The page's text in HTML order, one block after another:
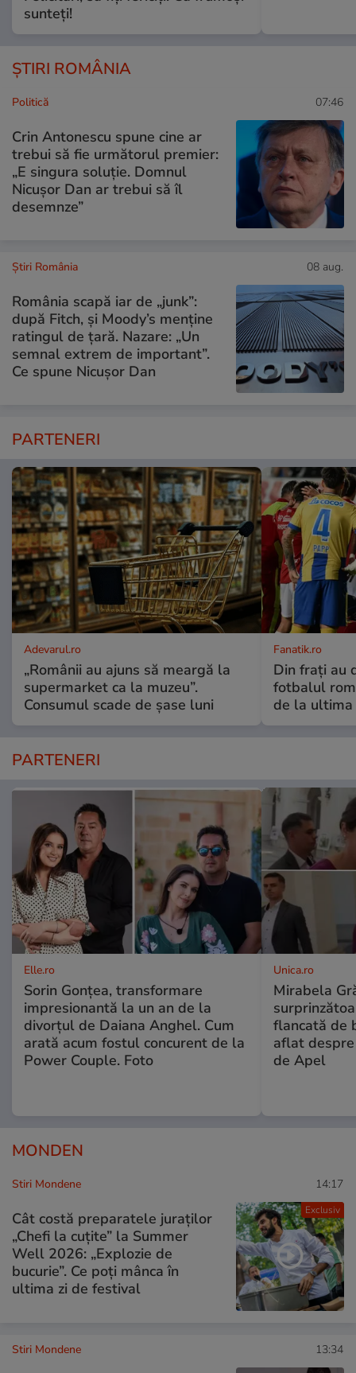
sunteți!
ȘTIRI ROMÂNIA
Politică 07:46
Crin Antonescu spune cine ar
trebui să fie următorul premier:
„E singura soluție. Domnul
Nicușor Dan ar trebui să îl
desemnze”
Știri România 08 aug.
România scapă iar de „junk”:
după Fitch, și Moody’s menține
ratingul de țară. Nazare: „Un
semnal extrem de important”.
Ce spune Nicușor Dan
PARTENERI
Adevarul.ro
„Românii au ajuns să meargă la
supermarket ca la muzeu”.
Consumul scade de șase luni
Fanatik.ro
Din frați au
fotbalul
de la ultima
PARTENERI
Elle.ro
Sorin Gonțea, transformare
impresionantă la un an de la
divorțul de Daiana Anghel. Cum
arată acum fostul concurent de la
Power Couple. Foto
Unica.ro
Mirabela
flancată de
aflat
de Apel
MONDEN
Exclusiv
Stiri Mondene 14:17
Cât costă preparatele juraților
„Chefi la cuțite” la Summer
Well 2026: „Explozie de
bucurie”. Ce poți mânca în
ultima zi de festival
Stiri Mondene 13:34